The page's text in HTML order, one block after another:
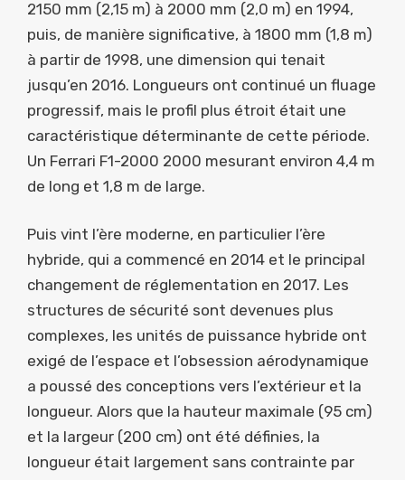
2150 mm (2,15 m) à 2000 mm (2,0 m) en 1994,
puis, de manière significative, à 1800 mm (1,8 m)
à partir de 1998, une dimension qui tenait
jusqu’en 2016. Longueurs ont continué un fluage
progressif, mais le profil plus étroit était une
caractéristique déterminante de cette période.
Un Ferrari F1-2000 2000 mesurant environ 4,4 m
de long et 1,8 m de large.
Puis vint l’ère moderne, en particulier l’ère
hybride, qui a commencé en 2014 et le principal
changement de réglementation en 2017. Les
structures de sécurité sont devenues plus
complexes, les unités de puissance hybride ont
exigé de l’espace et l’obsession aérodynamique
a poussé des conceptions vers l’extérieur et la
longueur. Alors que la hauteur maximale (95 cm)
et la largeur (200 cm) ont été définies, la
longueur était largement sans contrainte par